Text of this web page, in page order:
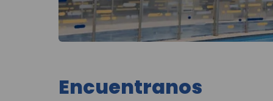
Encuentranos